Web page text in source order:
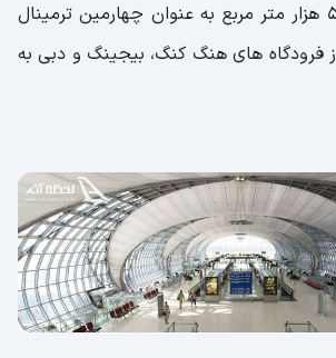
اصلی با وسعت 536 هزار متر مربع به عنوان چهارمین ترمینال
فرودگاه های هنگ کنگ، بیجینگ و دبی به